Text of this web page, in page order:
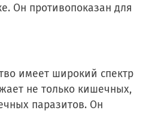
Он противопоказан для
имеет широкий спектр
не только кишечных,
паразитов. Он